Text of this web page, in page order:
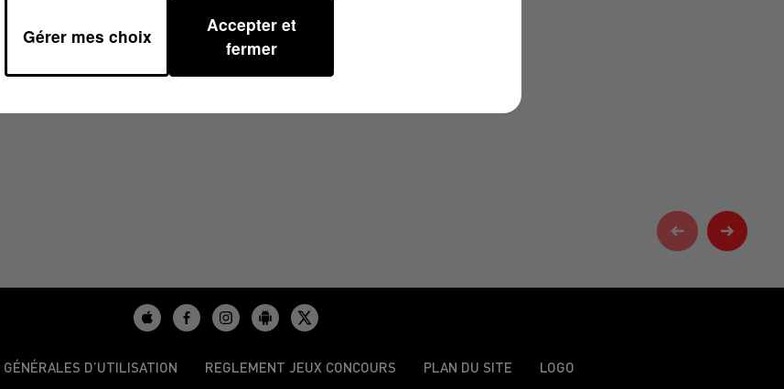
D’UTILISATION REGLEMENT JEUX CONCOURS PLAN DU SITE LOGO
Gérer mes choix
Accepter et
fermer